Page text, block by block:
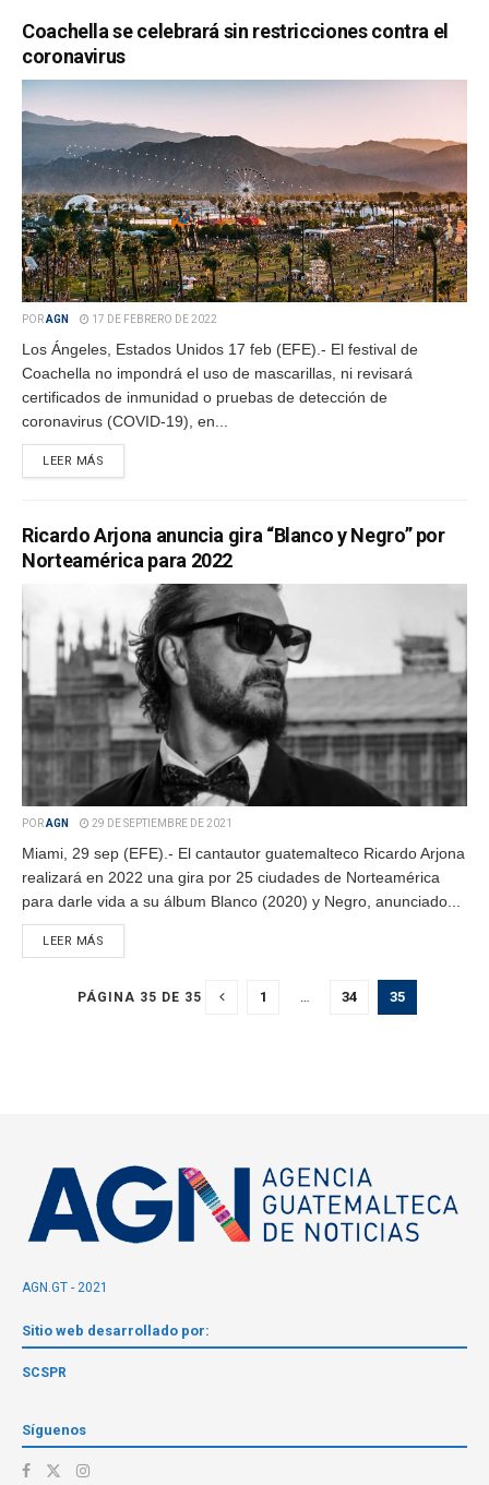
Coachella se celebrará sin restricciones contra el
coronavirus
PORAGN 17 DE FEBRERO DE 2022
Los Ángeles, Estados Unidos 17 feb (EFE).- El festival de
Coachella no impondrá el uso de mascarillas, ni revisará
certificados de inmunidad o pruebas de detección de
coronavirus (COVID-19), en...
LEER MÁS
Ricardo Arjona anuncia gira “Blanco y Negro” por
Norteamérica para 2022
PORAGN 29 DE SEPTIEMBRE DE 2021
Miami, 29 sep (EFE).- El cantautor guatemalteco Ricardo Arjona
realizará en 2022 una gira por 25 ciudades de Norteamérica
para darle vida a su álbum Blanco (2020) y Negro, anunciado...
LEER MÁS
PÁGINA 35 DE 35 1 … 34 35
AGN.GT - 2021
Sitio web desarrollado por:
SCSPR
Síguenos